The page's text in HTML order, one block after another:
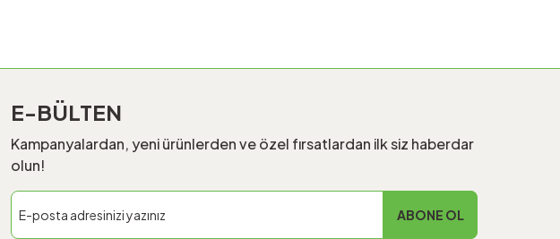
E-BÜLTEN
Kampanyalardan, yeni ürünlerden ve özel fırsatlardan ilk siz haberdar
olun!
ABONE OL